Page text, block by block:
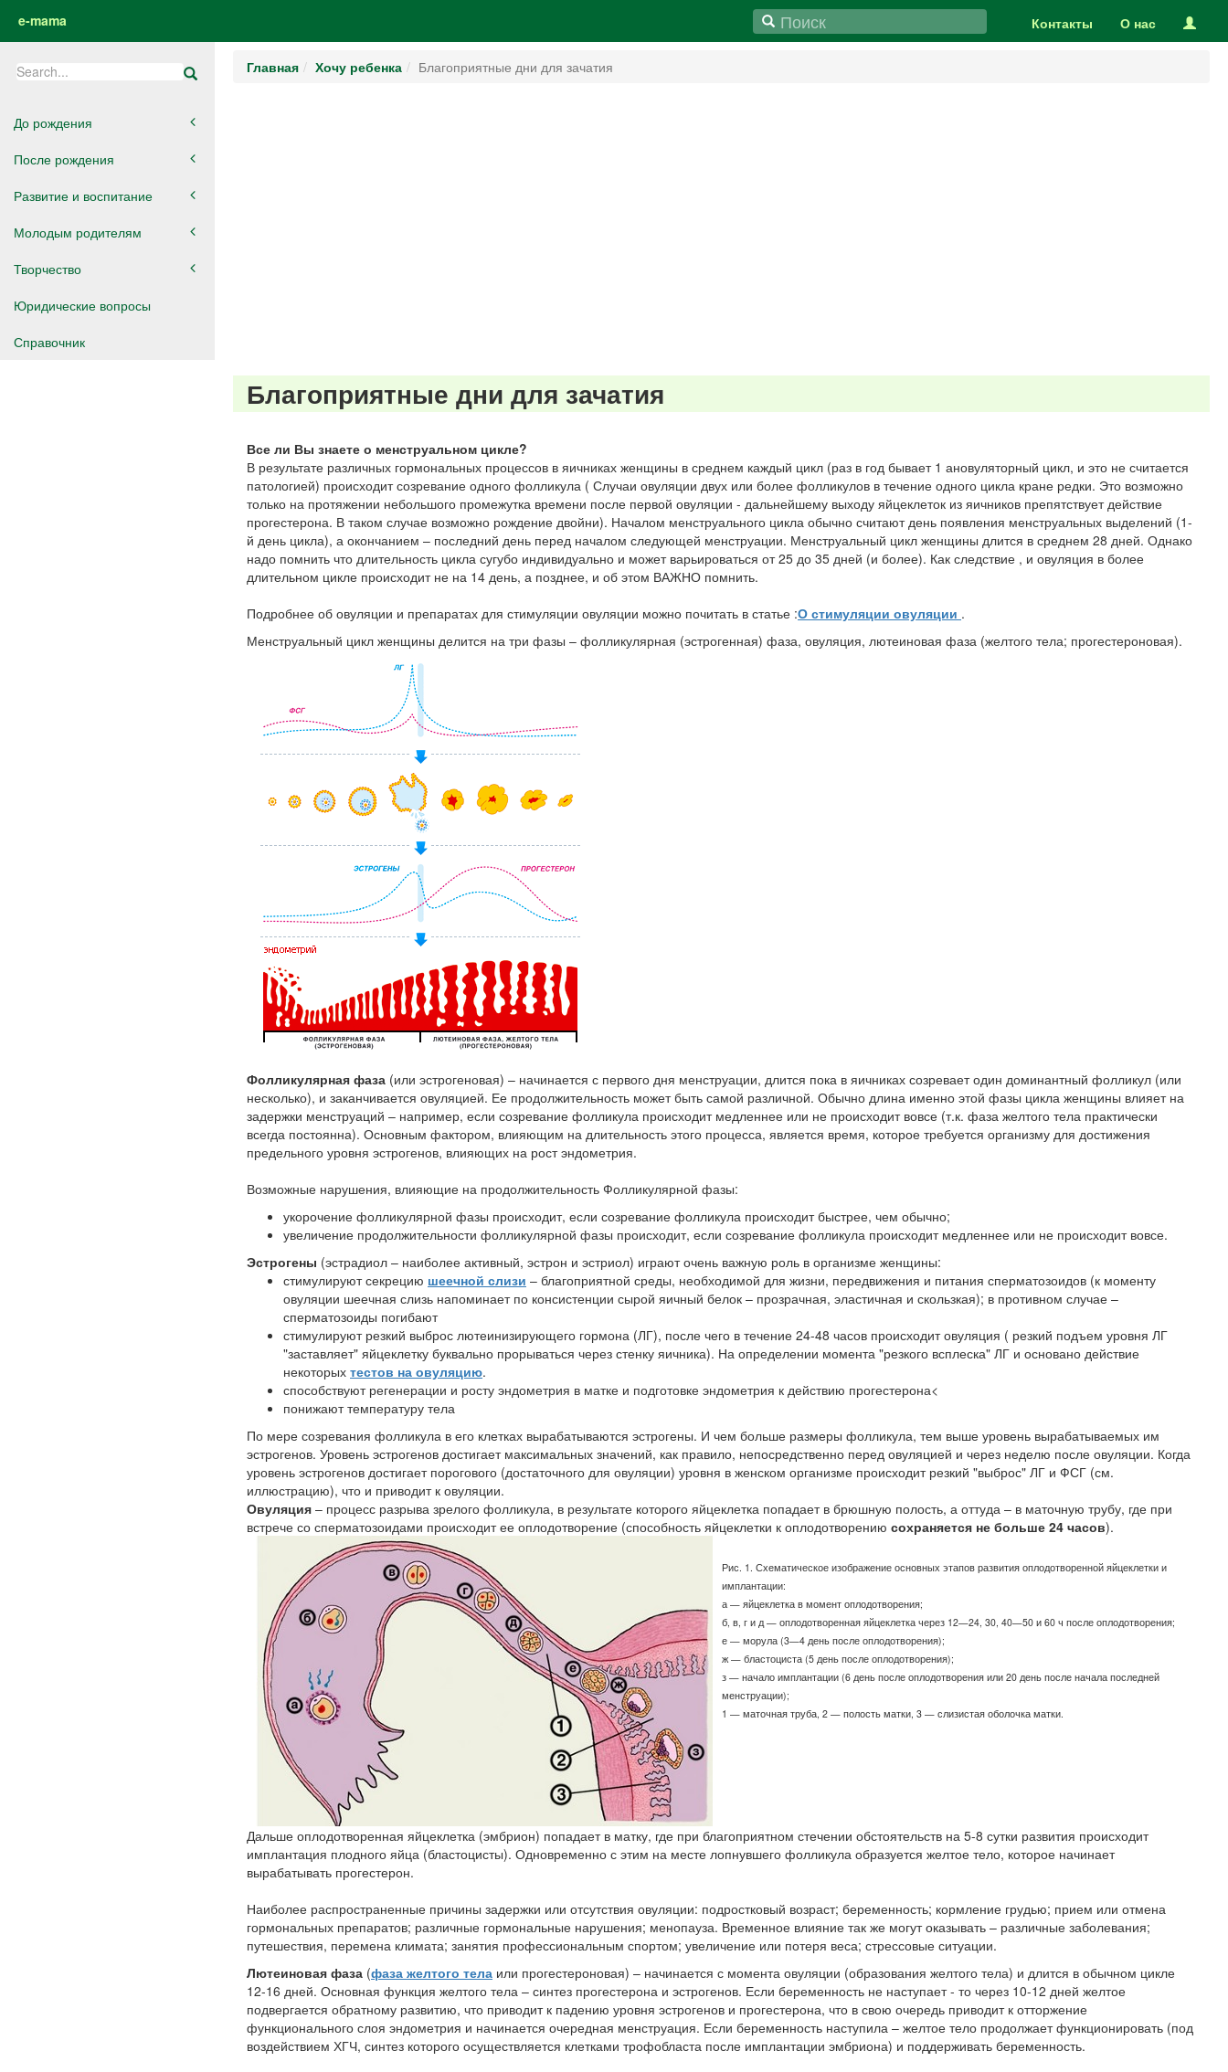
e-mama Контакты О нас
До рождения
После рождения
Развитие и воспитание
Молодым родителям
Творчество
Юридические вопросы
Справочник
Главная Хочу ребенка Благоприятные дни для зачатия
Благоприятные дни для зачатия
Все ли Вы знаете о менструальном цикле?
В результате различных гормональных процессов в яичниках женщины в среднем каждый цикл (раз в год бывает 1 ановуляторный цикл, и это не считается
патологией) происходит созревание одного фолликула ( Случаи овуляции двух или более фолликулов в течение одного цикла кране редки. Это возможно
только на протяжении небольшого промежутка времени после первой овуляции - дальнейшему выходу яйцеклеток из яичников препятствует действие
прогестерона. В таком случае возможно рождение двойни). Началом менструального цикла обычно считают день появления менструальных выделений (1-
й день цикла), а окончанием – последний день перед началом следующей менструации. Менструальный цикл женщины длится в среднем 28 дней. Однако
надо помнить что длительность цикла сугубо индивидуально и может варьироваться от 25 до 35 дней (и более). Как следствие , и овуляция в более
длительном цикле происходит не на 14 день, а позднее, и об этом ВАЖНО помнить.
Подробнее об овуляции и препаратах для стимуляции овуляции можно почитать в статье :О стимуляции овуляции .
Менструальный цикл женщины делится на три фазы – фолликулярная (эстрогенная) фаза, овуляция, лютеиновая фаза (желтого тела; прогестероновая).
Фолликулярная фаза (или эстрогеновая) – начинается с первого дня менструации, длится пока в яичниках созревает один доминантный фолликул (или
несколько), и заканчивается овуляцией. Ее продолжительность может быть самой различной. Обычно длина именно этой фазы цикла женщины влияет на
задержки менструаций – например, если созревание фолликула происходит медленнее или не происходит вовсе (т.к. фаза желтого тела практически
всегда постоянна). Основным фактором, влияющим на длительность этого процесса, является время, которое требуется организму для достижения
предельного уровня эстрогенов, влияющих на рост эндометрия.
Возможные нарушения, влияющие на продолжительность Фолликулярной фазы:
укорочение фолликулярной фазы происходит, если созревание фолликула происходит быстрее, чем обычно;
увеличение продолжительности фолликулярной фазы происходит, если созревание фолликула происходит медленнее или не происходит вовсе.
Эстрогены (эстрадиол – наиболее активный, эстрон и эстриол) играют очень важную роль в организме женщины:
стимулируют секрецию шеечной слизи – благоприятной среды, необходимой для жизни, передвижения и питания сперматозоидов (к моменту
овуляции шеечная слизь напоминает по консистенции сырой яичный белок – прозрачная, эластичная и скользкая); в противном случае –
сперматозоиды погибают
стимулируют резкий выброс лютеинизирующего гормона (ЛГ), после чего в течение 24-48 часов происходит овуляция ( резкий подъем уровня ЛГ
"заставляет" яйцеклетку буквально прорываться через стенку яичника). На определении момента "резкого всплеска" ЛГ и основано действие
некоторых тестов на овуляцию.
способствуют регенерации и росту эндометрия в матке и подготовке эндометрия к действию прогестерона<
понижают температуру тела
По мере созревания фолликула в его клетках вырабатываются эстрогены. И чем больше размеры фолликула, тем выше уровень вырабатываемых им
эстрогенов. Уровень эстрогенов достигает максимальных значений, как правило, непосредственно перед овуляцией и через неделю после овуляции. Когда
уровень эстрогенов достигает порогового (достаточного для овуляции) уровня в женском организме происходит резкий "выброс" ЛГ и ФСГ (см.
иллюстрацию), что и приводит к овуляции.
Овуляция – процесс разрыва зрелого фолликула, в результате которого яйцеклетка попадает в брюшную полость, а оттуда – в маточную трубу, где при
встрече со сперматозоидами происходит ее оплодотворение (способность яйцеклетки к оплодотворению сохраняется не больше 24 часов).
Рис. 1. Схематическое изображение основных этапов развития оплодотворенной яйцеклетки и
имплантации:
а — яйцеклетка в момент оплодотворения;
б, в, г и д — оплодотворенная яйцеклетка через 12—24, 30, 40—50 и 60 ч после оплодотворения;
е — морула (3—4 день после оплодотворения);
ж — бластоциста (5 день после оплодотворения);
з — начало имплантации (6 день после оплодотворения или 20 день после начала последней
менструации);
1 — маточная труба, 2 — полость матки, 3 — слизистая оболочка матки.
Дальше оплодотворенная яйцеклетка (эмбрион) попадает в матку, где при благоприятном стечении обстоятельств на 5-8 сутки развития происходит
имплантация плодного яйца (бластоцисты). Одновременно с этим на месте лопнувшего фолликула образуется желтое тело, которое начинает
вырабатывать прогестерон.
Наиболее распространенные причины задержки или отсутствия овуляции: подростковый возраст; беременность; кормление грудью; прием или отмена
гормональных препаратов; различные гормональные нарушения; менопауза. Временное влияние так же могут оказывать – различные заболевания;
путешествия, перемена климата; занятия профессиональным спортом; увеличение или потеря веса; стрессовые ситуации.
Лютеиновая фаза (фаза желтого тела или прогестероновая) – начинается с момента овуляции (образования желтого тела) и длится в обычном цикле
12-16 дней. Основная функция желтого тела – синтез прогестерона и эстрогенов. Если беременность не наступает - то через 10-12 дней желтое
подвергается обратному развитию, что приводит к падению уровня эстрогенов и прогестерона, что в свою очередь приводит к отторжение
функционального слоя эндометрия и начинается очередная менструация. Если беременность наступила – желтое тело продолжает функционировать (под
воздействием ХГЧ, синтез которого осуществляется клетками трофобласта после имплантации эмбриона) и поддерживать беременность.